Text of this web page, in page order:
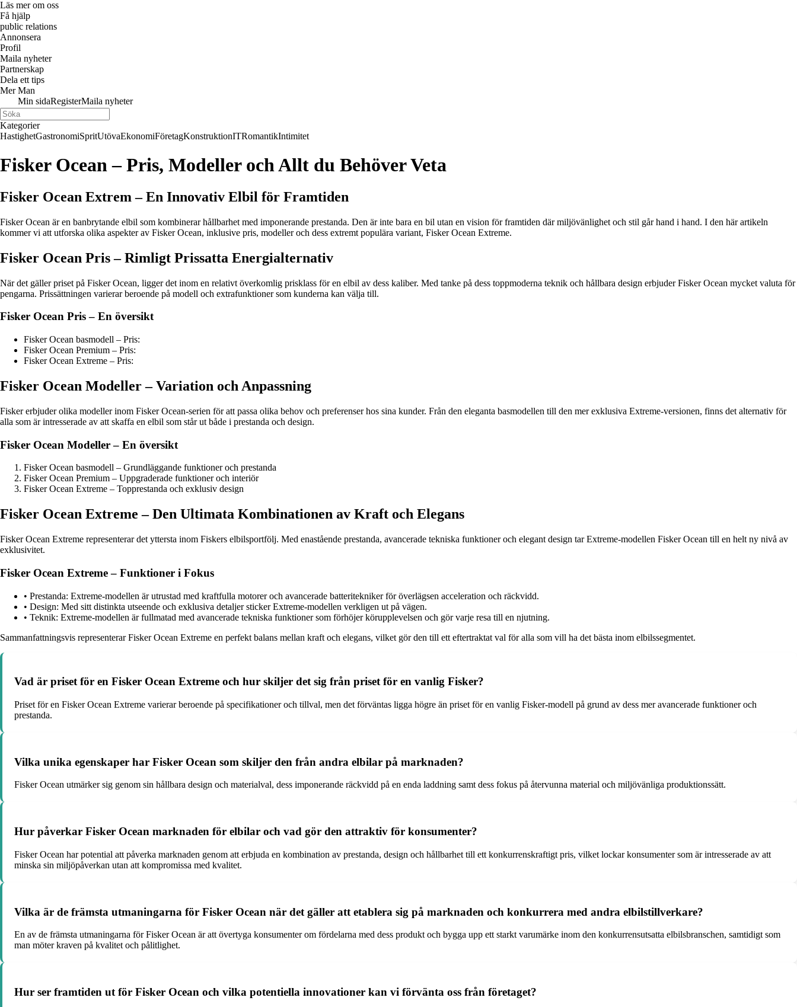
Läs mer om oss
Få hjälp
public relations
Annonsera
Profil
Maila nyheter
Partnerskap
Dela ett tips
Mer Man
Min sidaRegisterMaila nyheter
Kategorier
HastighetGastronomiSpritUtövaEkonomiFöretagKonstruktionITRomantikIntimitet
Fisker Ocean – Pris, Modeller och Allt du Behöver Veta
Fisker Ocean Extrem – En Innovativ Elbil för Framtiden
Fisker Ocean är en banbrytande elbil som kombinerar hållbarhet med imponerande prestanda. Den är inte bara en bil utan en vision för framtiden där miljövänlighet och stil går hand i hand. I den här artikeln
kommer vi att utforska olika aspekter av Fisker Ocean, inklusive pris, modeller och dess extremt populära variant, Fisker Ocean Extreme.
Fisker Ocean Pris – Rimligt Prissatta Energialternativ
När det gäller priset på Fisker Ocean, ligger det inom en relativt överkomlig prisklass för en elbil av dess kaliber. Med tanke på dess toppmoderna teknik och hållbara design erbjuder Fisker Ocean mycket valuta för
pengarna. Prissättningen varierar beroende på modell och extrafunktioner som kunderna kan välja till.
Fisker Ocean Pris – En översikt
Fisker Ocean basmodell – Pris:
Fisker Ocean Premium – Pris:
Fisker Ocean Extreme – Pris:
Fisker Ocean Modeller – Variation och Anpassning
Fisker erbjuder olika modeller inom Fisker Ocean-serien för att passa olika behov och preferenser hos sina kunder. Från den eleganta basmodellen till den mer exklusiva Extreme-versionen, finns det alternativ för
alla som är intresserade av att skaffa en elbil som står ut både i prestanda och design.
Fisker Ocean Modeller – En översikt
Fisker Ocean basmodell – Grundläggande funktioner och prestanda
Fisker Ocean Premium – Uppgraderade funktioner och interiör
Fisker Ocean Extreme – Topprestanda och exklusiv design
Fisker Ocean Extreme – Den Ultimata Kombinationen av Kraft och Elegans
Fisker Ocean Extreme representerar det yttersta inom Fiskers elbilsportfölj. Med enastående prestanda, avancerade tekniska funktioner och elegant design tar Extreme-modellen Fisker Ocean till en helt ny nivå av
exklusivitet.
Fisker Ocean Extreme – Funktioner i Fokus
• Prestanda: Extreme-modellen är utrustad med kraftfulla motorer och avancerade batteritekniker för överlägsen acceleration och räckvidd.
• Design: Med sitt distinkta utseende och exklusiva detaljer sticker Extreme-modellen verkligen ut på vägen.
• Teknik: Extreme-modellen är fullmatad med avancerade tekniska funktioner som förhöjer körupplevelsen och gör varje resa till en njutning.
Sammanfattningsvis representerar Fisker Ocean Extreme en perfekt balans mellan kraft och elegans, vilket gör den till ett eftertraktat val för alla som vill ha det bästa inom elbilssegmentet.
Vad är priset för en Fisker Ocean Extreme och hur skiljer det sig från priset för en vanlig Fisker?
Priset för en Fisker Ocean Extreme varierar beroende på specifikationer och tillval, men det förväntas ligga högre än priset för en vanlig Fisker-modell på grund av dess mer avancerade funktioner och
prestanda.
Vilka unika egenskaper har Fisker Ocean som skiljer den från andra elbilar på marknaden?
Fisker Ocean utmärker sig genom sin hållbara design och materialval, dess imponerande räckvidd på en enda laddning samt dess fokus på återvunna material och miljövänliga produktionssätt.
Hur påverkar Fisker Ocean marknaden för elbilar och vad gör den attraktiv för konsumenter?
Fisker Ocean har potential att påverka marknaden genom att erbjuda en kombination av prestanda, design och hållbarhet till ett konkurrenskraftigt pris, vilket lockar konsumenter som är intresserade av att
minska sin miljöpåverkan utan att kompromissa med kvalitet.
Vilka är de främsta utmaningarna för Fisker Ocean när det gäller att etablera sig på marknaden och konkurrera med andra elbilstillverkare?
En av de främsta utmaningarna för Fisker Ocean är att övertyga konsumenter om fördelarna med dess produkt och bygga upp ett starkt varumärke inom den konkurrensutsatta elbilsbranschen, samtidigt som
man möter kraven på kvalitet och pålitlighet.
Hur ser framtiden ut för Fisker Ocean och vilka potentiella innovationer kan vi förvänta oss från företaget?